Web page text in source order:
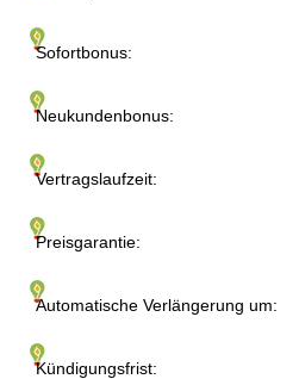
Sofortbonus:
Neukundenbonus:
Vertragslaufzeit:
Preisgarantie:
Automatische Verlängerung um:
Kündigungsfrist: